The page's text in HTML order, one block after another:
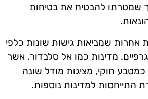
שמטרתו להבטיח את בטיחות
אחרות שמביאות גישות שונות כלפי
מדינות כמו אל סלבדור, אשר
כמטבע חוקי, מציגות מודל שונה
התייחסות למדינות נוספות.